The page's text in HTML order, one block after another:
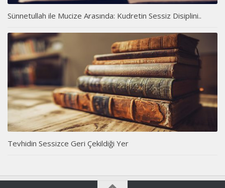
Sünnetullah ile Mucize Arasında: Kudretin Sessiz Disiplini..
Tevhidin Sessizce Geri Çekildiği Yer